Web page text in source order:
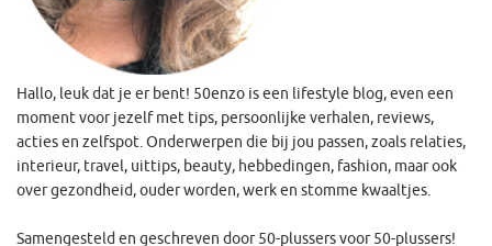
Hallo, leuk dat je er bent! 50enzo is een lifestyle blog, even een
moment voor jezelf met tips, persoonlijke verhalen, reviews,
acties en zelfspot. Onderwerpen die bij jou passen, zoals relaties,
interieur, travel, uittips, beauty, hebbedingen, fashion, maar ook
over gezondheid, ouder worden, werk en stomme kwaaltjes.
Samengesteld en geschreven door 50-plussers voor 50-plussers!